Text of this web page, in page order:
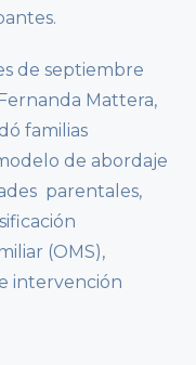
de septiembre
Mattera,
familias
de abordaje
parentales,
(OMS),
intervención